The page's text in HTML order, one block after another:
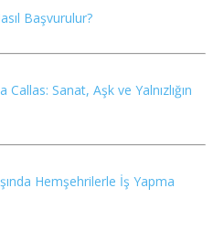
Başvurulur?
Callas: Sanat, Aşk ve Yalnızlığın
Hemşehrilerle İş Yapma